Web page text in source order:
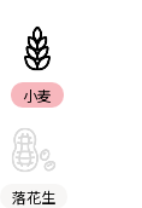
小麦
落花生